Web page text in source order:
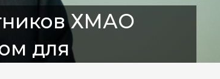
ХМАО
для